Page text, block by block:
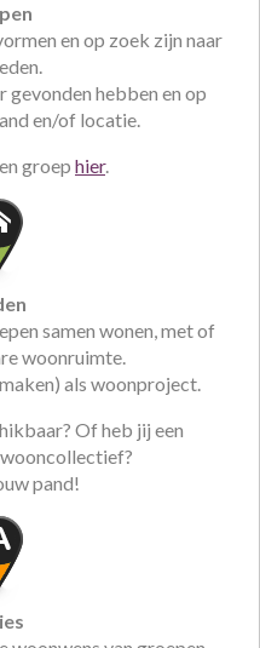
en op zoek zijn naar
gevonden hebben en op
en/of locatie.
groep hier.
samen wonen, met of
woonruimte.
als woonproject.
Of heb jij een
pand!